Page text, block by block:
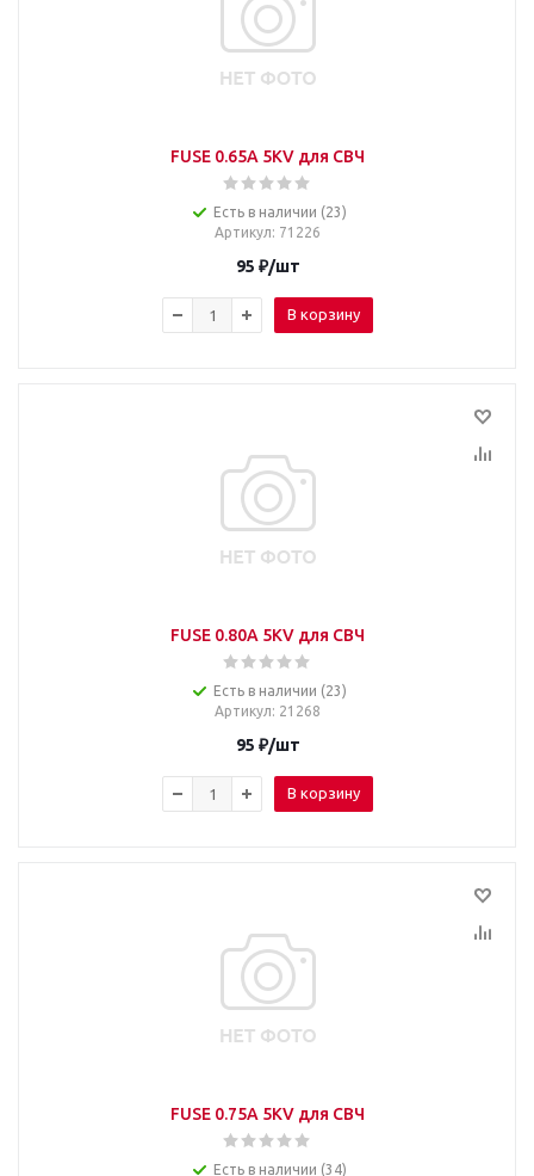
FUSE 0.65A 5KV для СВЧ
Есть в наличии (23)
Артикул: 71226
95 ₽/шт
В корзину
FUSE 0.80A 5KV для СВЧ
Есть в наличии (23)
Артикул: 21268
95 ₽/шт
В корзину
FUSE 0.75A 5KV для СВЧ
Есть в наличии (34)